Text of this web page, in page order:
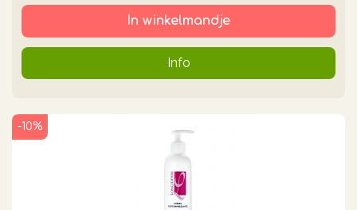
In winkelmandje
Info
-10%